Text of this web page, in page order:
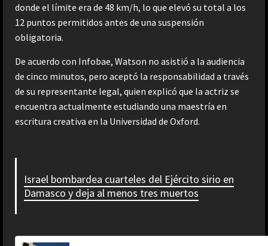
donde el límite era de 48 km/h, lo que elevó su total a los
12 puntos permitidos antes de una suspensión
obligatoria.
De acuerdo con Infobae, Watson no asistió a la audiencia
de cinco minutos, pero aceptó la responsabilidad a través
de su representante legal, quien explicó que la actriz se
encuentra actualmente estudiando una maestría en
escritura creativa en la Universidad de Oxford.
Israel bombardea cuarteles del Ejército sirio en
Damasco y deja al menos tres muertos